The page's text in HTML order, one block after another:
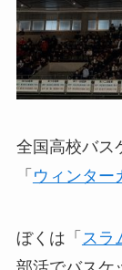
全国高校バス
「 ウィンター
ぼくは「 スラ